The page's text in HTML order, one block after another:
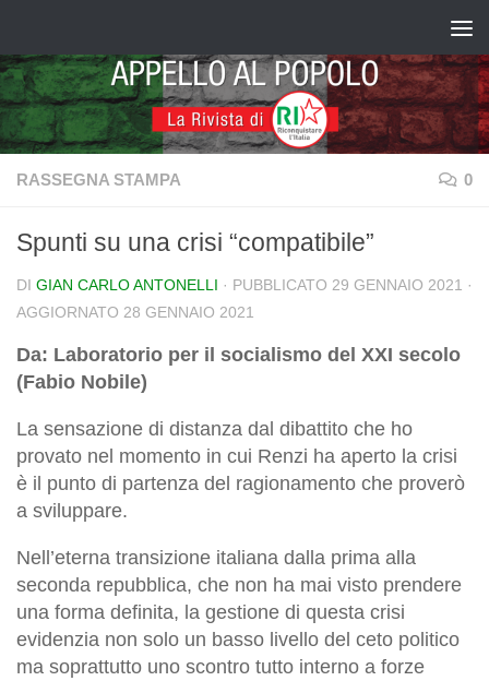
RASSEGNA STAMPA 0
Spunti su una crisi “compatibile”
DI GIAN CARLO ANTONELLI · PUBBLICATO 29 GENNAIO 2021 ·
AGGIORNATO 28 GENNAIO 2021
Da: Laboratorio per il socialismo del XXI secolo
(Fabio Nobile)
La sensazione di distanza dal dibattito che ho
provato nel momento in cui Renzi ha aperto la crisi
è il punto di partenza del ragionamento che proverò
a sviluppare.
Nell’eterna transizione italiana dalla prima alla
seconda repubblica, che non ha mai visto prendere
una forma definita, la gestione di questa crisi
evidenzia non solo un basso livello del ceto politico
ma soprattutto uno scontro tutto interno a forze